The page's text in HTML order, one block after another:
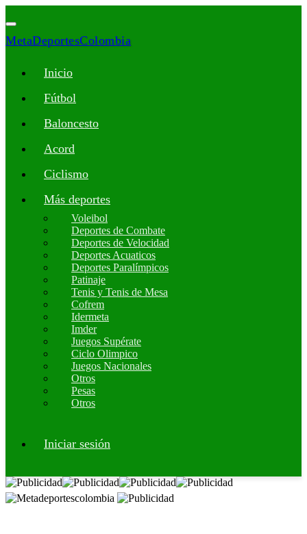
MetaDeportesColombia
Inicio
Fútbol
Baloncesto
Acord
Ciclismo
Más deportes
Voleibol
Deportes de Combate
Deportes de Velocidad
Deportes Acuaticos
Deportes Paralímpicos
Patinaje
Tenis y Tenis de Mesa
Cofrem
Idermeta
Imder
Juegos Supérate
Ciclo Olimpico
Juegos Nacionales
Otros
Pesas
Otros
Iniciar sesión